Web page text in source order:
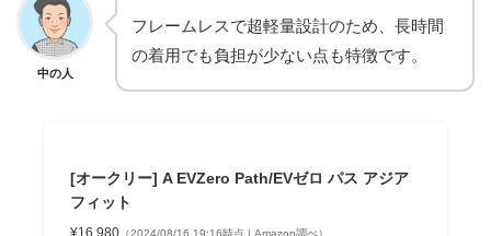
中の人
フレームレスで超軽量設計のため、長時間
の着用でも負担が少ない点も特徴です。
[オークリー] A EVZero Path/EVゼロ パス アジア
フィット
¥16,980 （2024/08/16 19:16時点 | Amazon調べ）